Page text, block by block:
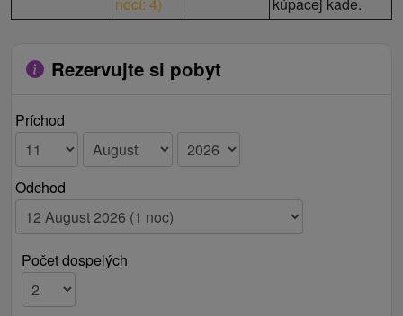
Rezervujte si pobyt
Príchod
Odchod
Počet dospelých